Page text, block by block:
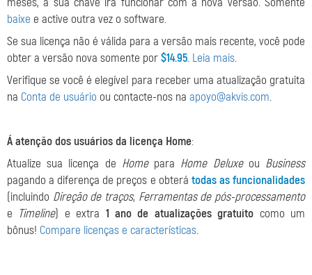
baixe e active outra vez o software.
Se sua licença não é válida para a versão mais recente, você pode
obter a versão nova somente por$14.95. Leia mais.
Verifique se você é elegível para receber uma atualização gratuita
na Conta de usuário ou contacte-nos na apoyo@akvis.com.
Á atenção dos usuários da licença Home:
Atualize sua licença de Homepara Home Deluxeou Business
pagando a diferença de preços e obterá todas as funcionalidades
(incluindo Direção de traços, Ferramentas de pós-processamento
e Timeline) e extra 1 ano de atualizações gratuito como um
bônus! Compare licenças e características.